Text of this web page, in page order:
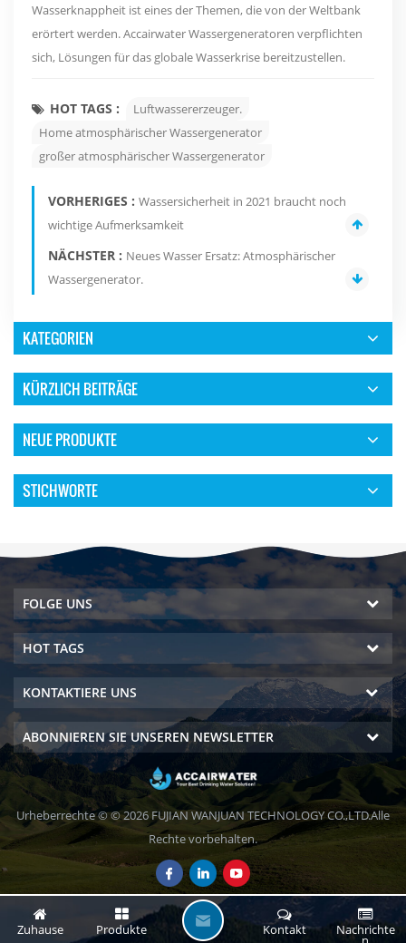
Wasserknappheit ist eines der Themen, die von der Weltbank
erörtert werden. Accairwater Wassergeneratoren verpflichten
sich, Lösungen für das globale Wasserkrise bereitzustellen.
HOT TAGS :
Luftwassererzeuger.
Home atmosphärischer Wassergenerator
großer atmosphärischer Wassergenerator
VORHERIGES : Wassersicherheit in 2021 braucht noch
wichtige Aufmerksamkeit
NÄCHSTER : Neues Wasser Ersatz: Atmosphärischer
Wassergenerator.
KATEGORIEN
KÜRZLICH BEITRÄGE
NEUE PRODUKTE
STICHWORTE
FOLGE UNS
HOT TAGS
KONTAKTIERE UNS
ABONNIEREN SIE UNSEREN NEWSLETTER
Urheberrechte © © 2026 FUJIAN WANJUAN TECHNOLOGY CO.,LTD.Alle
Rechte vorbehalten.
Zuhause Produkte Nachrichte
Kontakt
H